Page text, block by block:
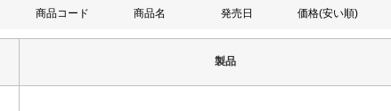
商品コード 商品名 発売日 価格(安い順)
製品